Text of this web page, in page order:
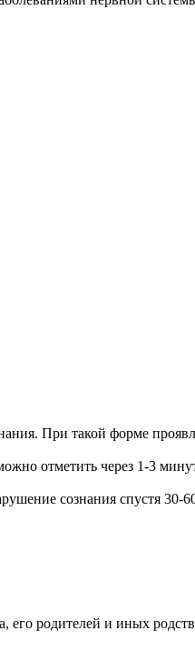
При такой форме
отметить через 1-3
сознания спустя 30-
его родителей и иных